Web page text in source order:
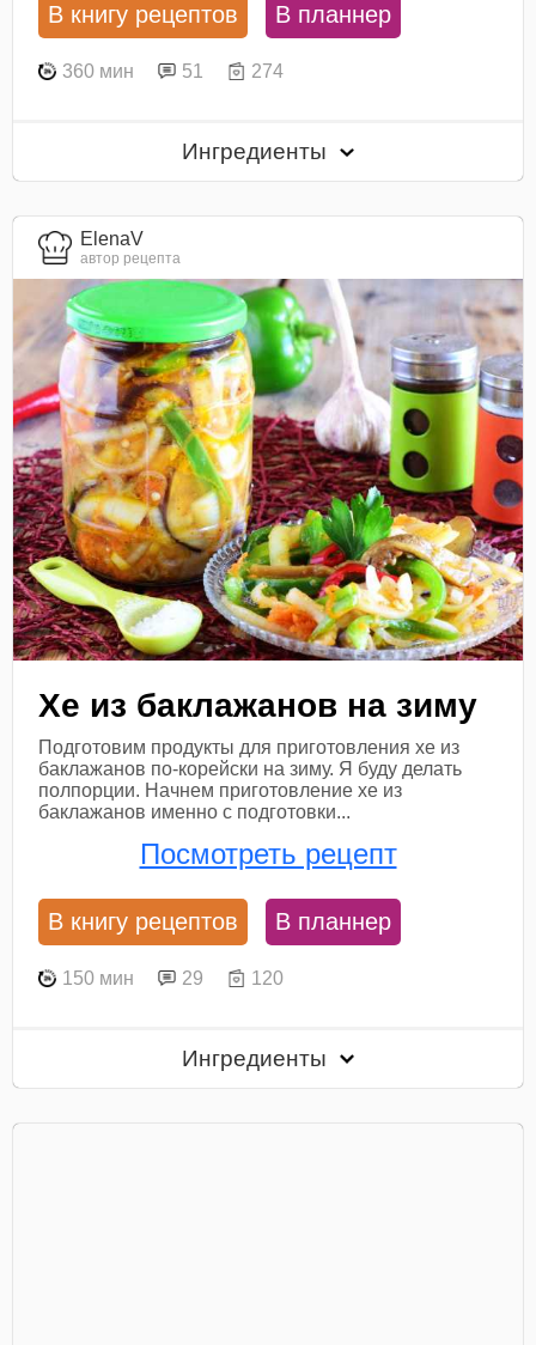
В книгу рецептов В планнер
360 мин 51 274
Ингредиенты
ElenaV
автор рецепта
Хе из баклажанов на зиму
Подготовим продукты для приготовления хе из
баклажанов по-корейски на зиму. Я буду делать
полпорции. Начнем приготовление хе из
баклажанов именно с подготовки...
Посмотреть рецепт
В книгу рецептов В планнер
150 мин 29 120
Ингредиенты